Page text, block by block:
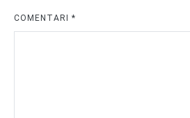
COMENTARI *